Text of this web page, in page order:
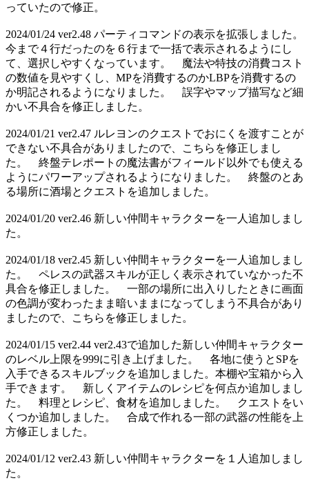
っていたので修正。
2024/01/24 ver2.48 パーティコマンドの表示を拡張しました。
今まで４行だったのを６行まで一括で表示されるようにし
て、選択しやすくなっています。 魔法や特技の消費コスト
の数値を見やすくし、MPを消費するのかLBPを消費するの
か明記されるようになりました。 誤字やマップ描写など細
かい不具合を修正しました。
2024/01/21 ver2.47 ルレヨンのクエストでおにくを渡すことが
できない不具合がありましたので、こちらを修正しまし
た。 終盤テレポートの魔法書がフィールド以外でも使える
ようにパワーアップされるようになりました。 終盤のとあ
る場所に酒場とクエストを追加しました。
2024/01/20 ver2.46 新しい仲間キャラクターを一人追加しまし
た。
2024/01/18 ver2.45 新しい仲間キャラクターを一人追加しまし
た。 ペレスの武器スキルが正しく表示されていなかった不
具合を修正しました。 一部の場所に出入りしたときに画面
の色調が変わったまま暗いままになってしまう不具合があり
ましたので、こちらを修正しました。
2024/01/15 ver2.44 ver2.43で追加した新しい仲間キャラクター
のレベル上限を999に引き上げました。 各地に使うとSPを
入手できるスキルブックを追加しました。本棚や宝箱から入
手できます。 新しくアイテムのレシピを何点か追加しまし
た。 料理とレシピ、食材を追加しました。 クエストをい
くつか追加しました。 合成で作れる一部の武器の性能を上
方修正しました。
2024/01/12 ver2.43 新しい仲間キャラクターを１人追加しまし
た。